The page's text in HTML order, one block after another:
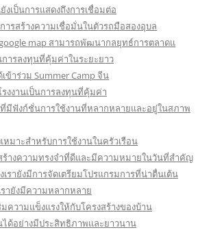
เป็นการแสดงถึงการเชื่อมต่อ
ารสร้างความเชื่อมั่นในตัวรถมือสองอุบล
map สามารถพัฒนากลยุทธ์การตลาดแ
การลงทุนที่คุ้มค่าในระยะยาว
ข้าร่วม Summer Camp จีน
งงานเป็นการลงทุนที่คุ้มค่า
ที่มีฟังก์ชั่นการใช้งานที่หลากหลายและอยู่ในสภาพ
เหมาะสำหรับการใช้งานในครัวเรือน
ร้างความทรงจำที่ดีและมีความหมายในวันที่สำคัญ
รายังมีการจัดเตรียมโปรแกรมการที่น่าตื่นเต้น
ายังมีความหลากหลาย
ความแข็งแรงให้กับโครงสร้างของบ้าน
ด้อย่างมีประสิทธิภาพและยาวนาน